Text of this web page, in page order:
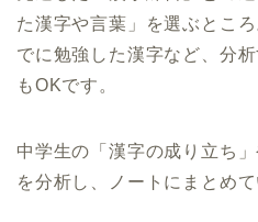
た漢字や言葉」を選ぶとこ
でに勉強した漢字など、分
もOKです。
中学生の「漢字の成り立ち
を分析し、ノートにまとめて